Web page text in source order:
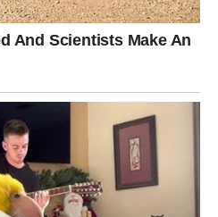
dolazi osjećaj sigurnosti i
i mir
trenuci sreće.